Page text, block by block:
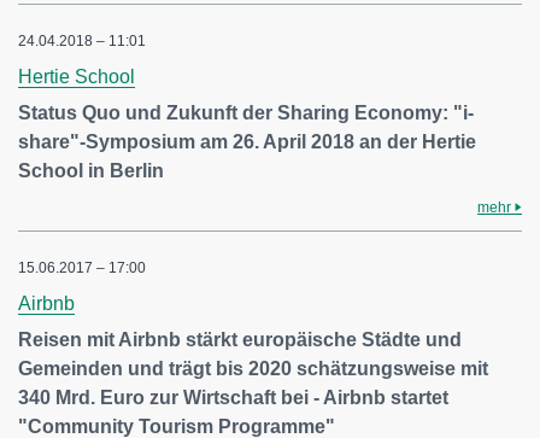
24.04.2018 – 11:01
Hertie School
Status Quo und Zukunft der Sharing Economy: "i-
share"-Symposium am 26. April 2018 an der Hertie
School in Berlin
mehr
15.06.2017 – 17:00
Airbnb
Reisen mit Airbnb stärkt europäische Städte und
Gemeinden und trägt bis 2020 schätzungsweise mit
340 Mrd. Euro zur Wirtschaft bei - Airbnb startet
"Community Tourism Programme"